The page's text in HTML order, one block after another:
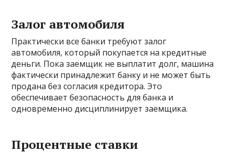
Залог автомобиля
Практически все банки требуют залог
автомобиля, который покупается на кредитные
деньги. Пока заемщик не выплатит долг, машина
фактически принадлежит банку и не может быть
продана без согласия кредитора. Это
обеспечивает безопасность для банка и
одновременно дисциплинирует заемщика.
Процентные ставки